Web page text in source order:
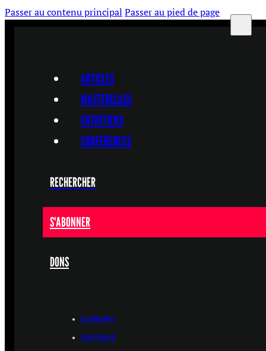
Passer au contenu principal Passer au pied de page
ARTICLES
MASTERCLASS
ENTRETIENS
CONFÉRENCES
RECHERCHER
S'ABONNER
DONS
ÉCONOMIE
POLITIQUE